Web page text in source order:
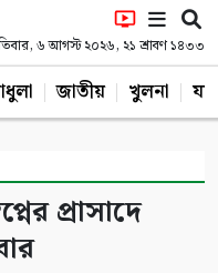
৬ আগস্ট ২০২৬, ২১ শ্রাবণ ১৪৩৩
জাতীয় খুলনা
প্রাসাদে